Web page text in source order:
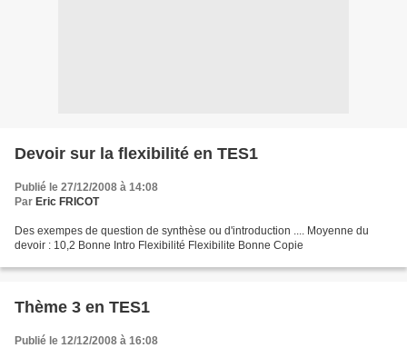
Devoir sur la flexibilité en TES1
Publié le 27/12/2008 à 14:08
Par Eric FRICOT
Des exempes de question de synthèse ou d'introduction .... Moyenne du
devoir : 10,2 Bonne Intro Flexibilité Flexibilite Bonne Copie
Thème 3 en TES1
Publié le 12/12/2008 à 16:08